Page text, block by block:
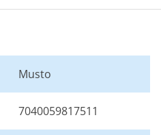
Musto
7040059817511